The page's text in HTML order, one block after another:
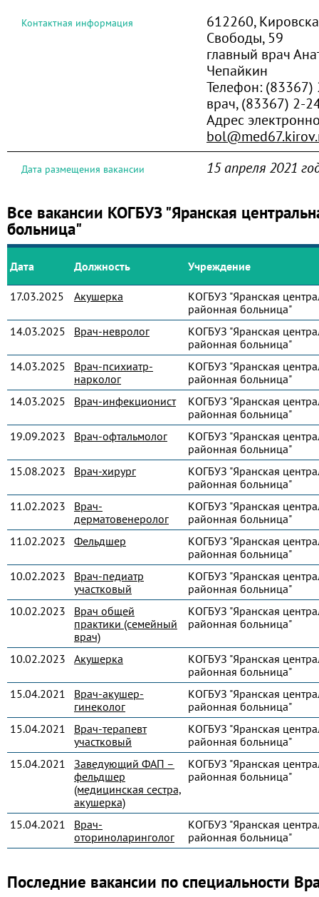
Контактная информация
612260,
Свободы, 59
главный врач
Чепайкин
Телефон: (83367)
врач, (83367) 2-
Адрес
Дата размещения вакансии 15 апреля 2021
Все вакансии КОГБУЗ "Яранская
больница"
Дата Должность Учреждение
17.03.2025 Акушерка
КОГБУЗ "Яранская
районная больница"
14.03.2025
Врач-невролог
КОГБУЗ "Яранская
районная больница"
14.03.2025
Врач-психиатр-
нарколог
КОГБУЗ "Яранская
районная больница"
14.03.2025
Врач-инфекционист
КОГБУЗ "Яранская
районная больница"
19.09.2023
Врач-офтальмолог
КОГБУЗ "Яранская
районная больница"
15.08.2023
Врач-хирург
КОГБУЗ "Яранская
районная больница"
11.02.2023
Врач-
дерматовенеролог
КОГБУЗ "Яранская
районная больница"
11.02.2023
Фельдшер
КОГБУЗ "Яранская
районная больница"
10.02.2023
Врач-педиатр
участковый
КОГБУЗ "Яранская
районная больница"
10.02.2023
Врач общей
практики (семейный
врач)
КОГБУЗ "Яранская
районная больница"
10.02.2023 Акушерка
КОГБУЗ "Яранская
районная больница"
15.04.2021
Врач-акушер-
гинеколог
КОГБУЗ "Яранская
районная больница"
15.04.2021
Врач-терапевт
участковый
КОГБУЗ "Яранская
районная больница"
15.04.2021
Заведующий ФАП –
фельдшер
(медицинская сестра,
акушерка)
КОГБУЗ "Яранская
районная больница"
15.04.2021
Врач-
оториноларинголог
КОГБУЗ "Яранская
районная больница"
Последние вакансии по специальности